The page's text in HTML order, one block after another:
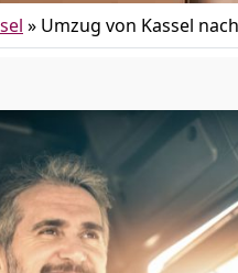
» Umzug von Kassel